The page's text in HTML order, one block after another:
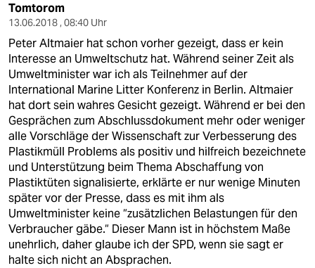
Tomtorom
13.06.2018 , 08:40 Uhr
Peter Altmaier hat schon vorher gezeigt, dass er kein
Interesse an Umweltschutz hat. Während seiner Zeit als
Umweltminister war ich als Teilnehmer auf der
International Marine Litter Konferenz in Berlin. Altmaier
hat dort sein wahres Gesicht gezeigt. Während er bei den
Gesprächen zum Abschlussdokument mehr oder weniger
alle Vorschläge der Wissenschaft zur Verbesserung des
Plastikmüll Problems als positiv und hilfreich bezeichnete
und Unterstützung beim Thema Abschaffung von
Plastiktüten signalisierte, erklärte er nur wenige Minuten
später vor der Presse, dass es mit ihm als
Umweltminister keine “zusätzlichen Belastungen für den
Verbraucher gäbe.“ Dieser Mann ist in höchstem Maße
unehrlich, daher glaube ich der SPD, wenn sie sagt er
halte sich nicht an Absprachen.